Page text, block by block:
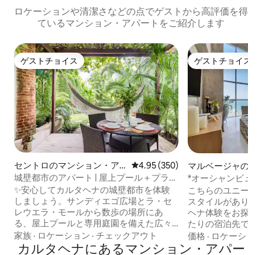
ロケーションや清潔さなどの点でゲストから高評価を得
ているマンション・アパートをご紹介します
ゲストチョイス
ゲストチョイス
セントロのマンション・ア
パート
レビュー350件、5つ星中4.95つ
4.95 (350)
城壁都市のアパート | 屋上プール＋プライ
ベートガーデン
✨安心してカルタヘナの城壁都市を体験
しましょう。サンディエゴ広場とラ・セ
レウエラ・モールから数歩の場所にあ
る、屋上プールと専用庭園を備えた広々
とした1ベッドルームの隠れ家（1,066平
方フィート）。エアコン、高速Wi-Fi、お
家族 · ロケーション · チェックアウト
ゲストチョイス
ゲストチョイス
マルベージャのマ
アパート
*オーシャンビュ
グベッド2台/バス
ーチ近く
こちらのユニーク
スタイルがありま
ヘナ体験をお探し
たりの宿泊先です。 このコンドミニ
は、旧市街の近く
ぐの、新進気鋭で
価格 · ロケーショ
カルタヘナにあるマンション・アパー